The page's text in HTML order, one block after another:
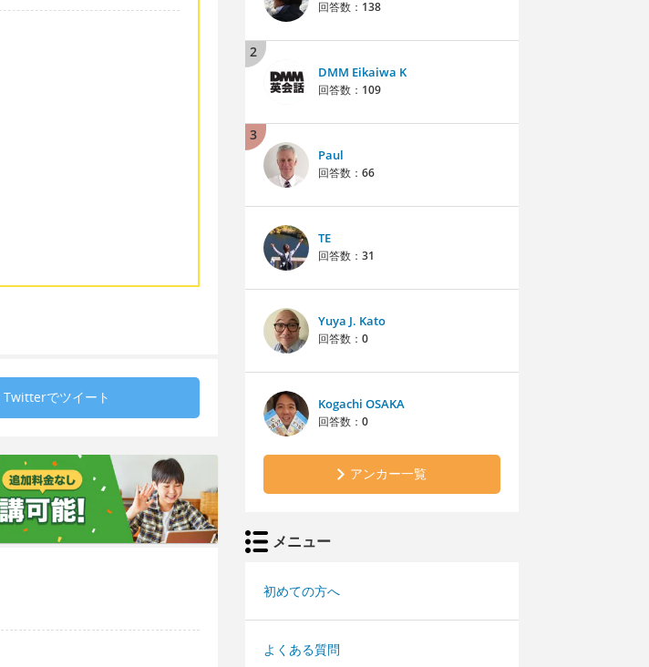
Twitterでツイート
回答数： 138
2
DMM Eikaiwa K
回答数： 109
3
Paul
回答数： 66
TE
回答数： 31
Yuya J. Kato
回答数： 0
Kogachi OSAKA
回答数： 0
アンカー一覧
メニュー
初めての方へ
よくある質問